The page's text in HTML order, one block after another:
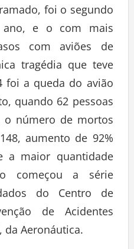
foi o segundo
e o com mais
com aviões de
tragédia que teve
foi a queda do avião
quando 62 pessoas
o número de mortos
aumento de 92%
a maior quantidade
começou a série
do Centro de
de Acidentes
da Aeronáutica.